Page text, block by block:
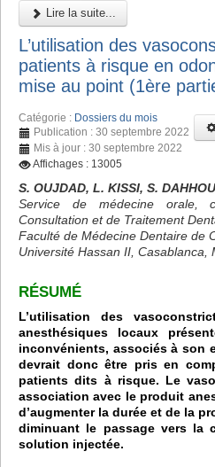
Lire la suite...
L’utilisation des
patients à risque en
mise au point (1ère
Catégorie : Dossiers du mois
Publication : 30 septembre 2022
Mis à jour : 30 septembre 2022
Affichages : 13005
S. OUJDAD, L. KISSI, S.
Service de médecine orale,
Consultation et de Traitement
Faculté de Médecine Dentaire de
Université Hassan II, Casablanca,
RÉSUMÉ
L’utilisation des
anesthésiques locaux
inconvénients, associés à son
devrait donc être pris en
patients dits à risque. Le
association avec le produit
d’augmenter la durée et de la
diminuant le passage vers la
solution injectée.